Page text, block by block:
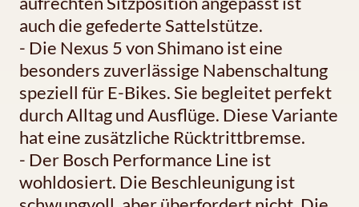
auch die gefederte Sattelstütze.
- Die Nexus 5 von Shimano ist eine
besonders zuverlässige Nabenschaltung
speziell für E-Bikes. Sie begleitet perfekt
durch Alltag und Ausflüge. Diese Variante
hat eine zusätzliche Rücktrittbremse.
- Der Bosch Performance Line ist
wohldosiert. Die Beschleunigung ist